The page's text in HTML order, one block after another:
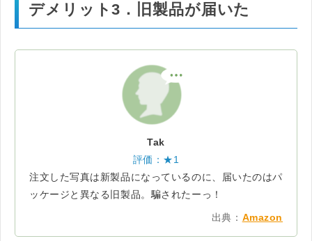
デメリット3．旧製品が届いた
Tak
評価：★1
注文した写真は新製品になっているのに、届いたのはパ
ッケージと異なる旧製品。騙されたーっ！
出典： Amazon